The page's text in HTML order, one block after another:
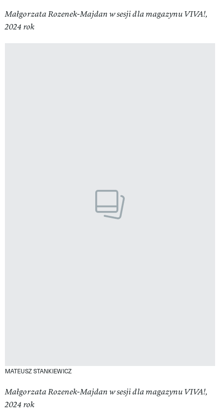
Małgorzata Rozenek-Majdan w sesji dla magazynu VIVA!,
2024 rok
MATEUSZ STANKIEWICZ
Małgorzata Rozenek-Majdan w sesji dla magazynu VIVA!,
2024 rok